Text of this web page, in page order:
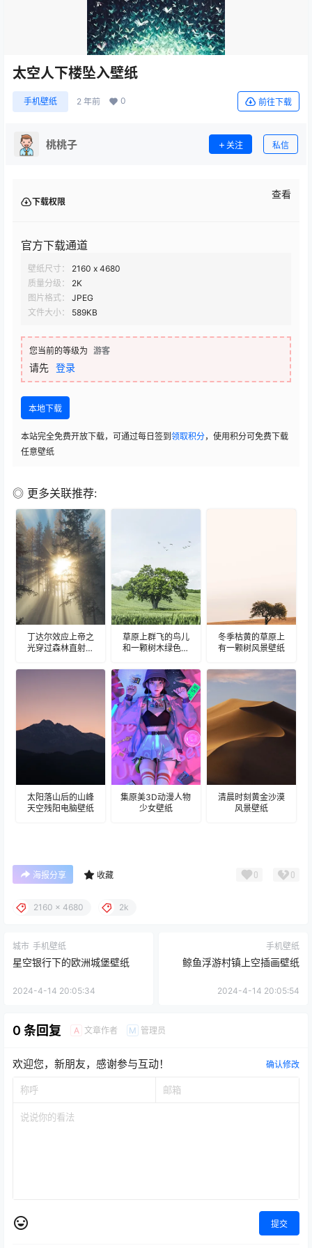
太空人下楼坠入壁纸
手机壁纸 2 年前 0 前往下载
桃桃子 关注 私信
下载权限
查看
官方下载通道
壁纸尺寸：
2160 x 4680
质量分级：
2K
图片格式：
JPEG
文件大小：
589KB
您当前的等级为 游客
请先 登录
本地下载
本站完全免费开放下载，可通过每日签到 领取积分，使用积分可免费下载
任意壁纸
◎ 更多关联推荐:
丁达尔效应上帝之
光穿过森林直射壁
草原上群飞的鸟儿
和一颗树木绿色风
冬季枯黄的草原上
有一颗树风景壁纸
太阳落山后的山峰
天空残阳电脑壁纸
集原美3D动漫人物
少女壁纸
清晨时刻黄金沙漠
风景壁纸
海报分享 收藏 0 0
2160 x 4680 2k
城市 手机壁纸
星空银行下的欧洲城堡壁纸
2024-4-14 20:05:34
手机壁纸
鲸鱼浮游村镇上空插画壁纸
2024-4-14 20:05:54
0 条回复 A 文章作者 M 管理员
欢迎您，新朋友，感谢参与互动！ 确认修改
提交